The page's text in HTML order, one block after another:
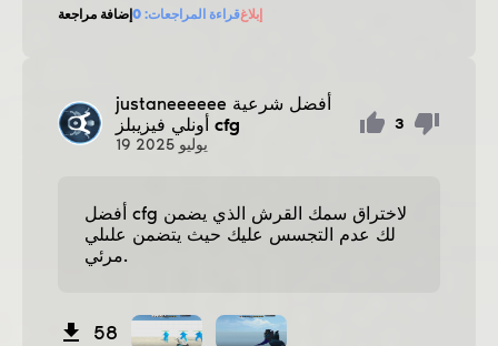
إضافة مراجعة قراءة المراجعات: 0 إبلاغ
justaneeeeee أفضل شرعية
أونلي فيزيبلز cfg
19 يوليو
3
أفضل cfg لاختراق سمك القرش الذي يضمن
لك عدم التجسس عليك حيث يتضمن علىلي
مرئي.
58